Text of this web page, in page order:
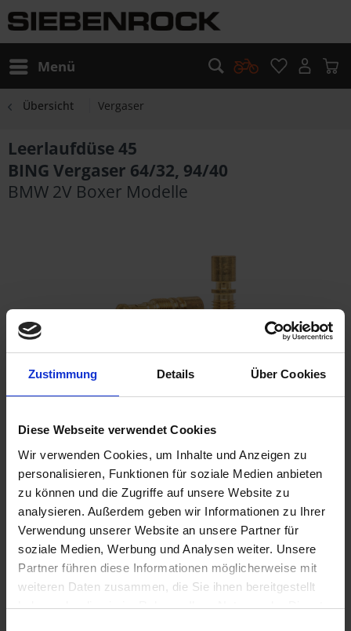
Zustimmung Details Über Cookies
Diese Webseite verwendet Cookies
Wir verwenden Cookies, um Inhalte und Anzeigen zu
personalisieren, Funktionen für soziale Medien anbieten
zu können und die Zugriffe auf unsere Website zu
analysieren. Außerdem geben wir Informationen zu Ihrer
Verwendung unserer Website an unsere Partner für
soziale Medien, Werbung und Analysen weiter. Unsere
Partner führen diese Informationen möglicherweise mit
weiteren Daten zusammen, die Sie ihnen bereitgestellt
haben oder die sie im Rahmen Ihrer Nutzung der Dienste
Menü
Übersicht Vergaser
Leerlaufdüse 45
BING Vergaser 64/32, 94/40
BMW 2V Boxer Modelle
24,95 €
Sofort versandfertig, Lieferzeit ca. 2-4 Werktage innerhalb
Deutschlands
In denWarenkorb
Merken Bewerten
Artikel Nr.: 1311519